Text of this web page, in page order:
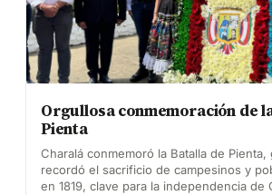
Orgullosa conmemoración de
Pienta
Charalá conmemoró la Batalla de Pienta,
recordó el sacrificio de campesinos y
en 1819, clave para la independencia de